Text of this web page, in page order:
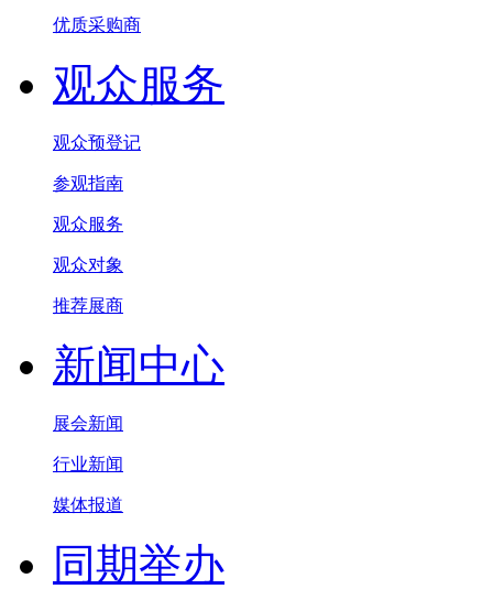
优质采购商
观众服务
观众预登记
参观指南
观众服务
观众对象
推荐展商
新闻中心
展会新闻
行业新闻
媒体报道
同期举办